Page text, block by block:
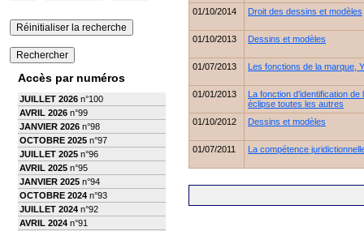
Accès par numéros
JUILLET 2026 n°100
AVRIL 2026 n°99
JANVIER 2026 n°98
OCTOBRE 2025 n°97
JUILLET 2025 n°96
AVRIL 2025 n°95
JANVIER 2025 n°94
OCTOBRE 2024 n°93
JUILLET 2024 n°92
AVRIL 2024 n°91
01/10/2014
Droit des dessins et modèles
01/10/2013 Dessins et modèles
01/07/2013 Les fonctions de la marque,
01/01/2013
La fonction d’identification
éclipse toutes les autres
01/10/2012
Dessins et modèles
01/07/2011 La compétence